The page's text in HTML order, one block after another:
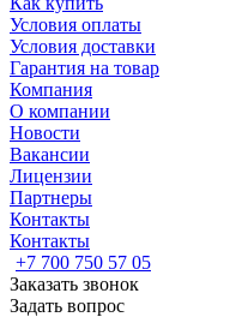
Условия оплаты
Условия доставки
Гарантия на товар
Компания
О компании
Новости
Вакансии
Лицензии
Партнеры
Контакты
Контакты
+7 700 750 57 05
Заказать звонок
Задать вопрос